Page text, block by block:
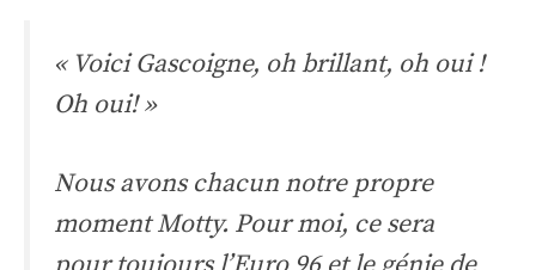
« Voici Gascoigne, oh brillant, oh oui !
Oh oui! »
Nous avons chacun notre propre
moment Motty. Pour moi, ce sera